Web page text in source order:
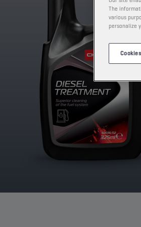
The
various
personalize